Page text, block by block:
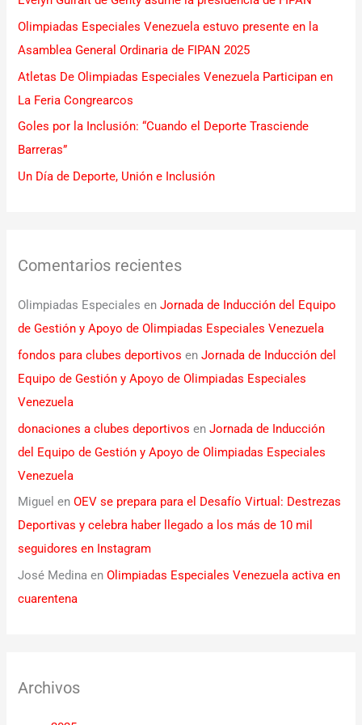
p
o
r
:
Olimpiadas Especiales Venezuela estuvo presente en la
Asamblea General Ordinaria de FIPAN 2025
Atletas De Olimpiadas Especiales Venezuela Participan en
La Feria Congrearcos
Goles por la Inclusión: “Cuando el Deporte Trasciende
Barreras”
Un Día de Deporte, Unión e Inclusión
Comentarios recientes
Olimpiadas Especiales enJornada de Inducción del Equipo
de Gestión y Apoyo de Olimpiadas Especiales Venezuela
fondos para clubes deportivos enJornada de Inducción del
Equipo de Gestión y Apoyo de Olimpiadas Especiales
Venezuela
donaciones a clubes deportivos enJornada de Inducción
del Equipo de Gestión y Apoyo de Olimpiadas Especiales
Venezuela
Miguel enOEV se prepara para el Desafío Virtual: Destrezas
Deportivas y celebra haber llegado a los más de 10 mil
seguidores en Instagram
José Medina enOlimpiadas Especiales Venezuela activa en
cuarentena
Archivos